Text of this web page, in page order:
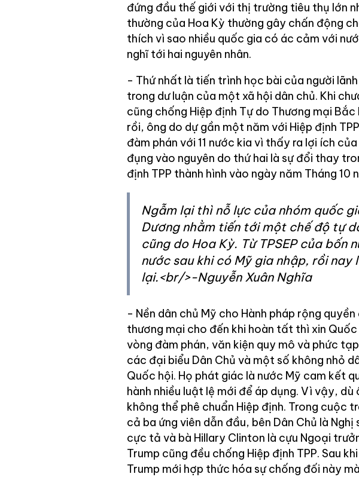
đứng đầu thế giới với thị trường tiêu thụ lớn
thường của Hoa Kỳ thường gây chấn động
thích vì sao nhiều quốc gia có ác cảm với
nghĩ tới hai nguyên nhân.
- Thứ nhất là tiến trình học bài của người
trong dư luận của một xã hội dân chủ. Khi
cũng chống Hiệp định Tự do Thương mại
rồi, ông do dự gần một năm với Hiệp định
đàm phán với 11 nước kia vì thấy ra lợi ích
đụng vào nguyên do thứ hai là sự đổi thay
định TPP thành hình vào ngày năm Tháng 10
Ngẫm lại thì nỗ lực của nhóm quốc
Dương nhằm tiến tới một chế độ tự
cũng do Hoa Kỳ. Từ TPSEP của bốn
nước sau khi có Mỹ gia nhập, rồi nay
lại.<br/>-Nguyễn Xuân Nghĩa
- Nền dân chủ Mỹ cho Hành pháp rộng
thương mại cho đến khi hoàn tất thì xin
vòng đàm phán, văn kiện quy mô và phức
các đại biểu Dân Chủ và một số không nhỏ
Quốc hội. Họ phát giác là nước Mỹ cam kết
hành nhiều luật lệ mới để áp dụng. Vì vậy,
không thể phê chuẩn Hiệp định. Trong cuộc
cả ba ứng viên dẫn đầu, bên Dân Chủ là
cực tả và bà Hillary Clinton là cựu Ngoại
Trump cũng đều chống Hiệp định TPP. Sau
Trump mới hợp thức hóa sự chống đối này